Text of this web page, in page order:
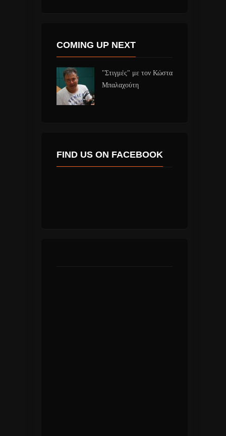
COMING UP NEXT
"Στιγμές" με τον Κώστα
Μπαλαχούτη
FIND US ON FACEBOOK